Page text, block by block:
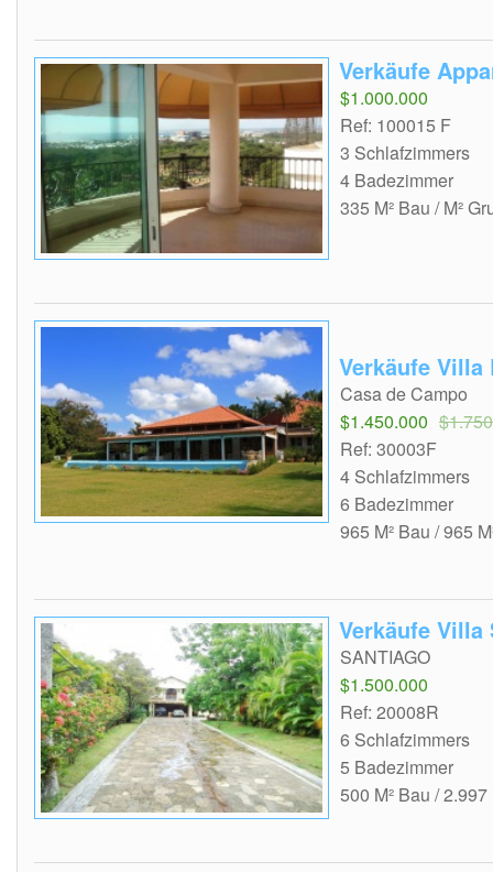
Verkäufe
$1.000.000
Ref: 100015 F
3 Schlafzimmers
4 Badezimmer
335 M² Bau / M²
Verkäufe Villa
Casa de Campo
$1.450.000
Ref: 30003F
4 Schlafzimmers
6 Badezimmer
965 M² Bau / 965
Verkäufe Villa
SANTIAGO
$1.500.000
Ref: 20008R
6 Schlafzimmers
5 Badezimmer
500 M² Bau /